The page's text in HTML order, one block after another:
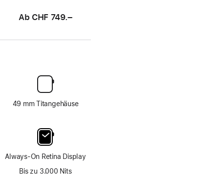
Ab CHF 749.–
49 mm Titangehäuse
Always-On Retina Display
Bis zu 3.000 Nits